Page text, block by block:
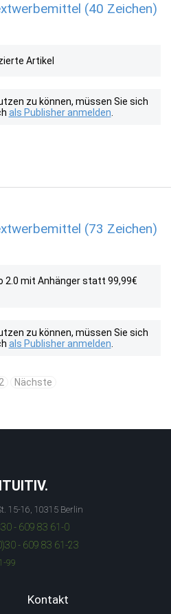
(40 Zeichen)
Artikel
zu können, müssen Sie sich
als Publisher anmelden
(73 Zeichen)
2.0 mit Anhänger statt 99,99€
zu können, müssen Sie sich
als Publisher anmelden
2 Nächste
15-16, 10315 Berlin
- 609 83 61-0
- 609 83 61-23
99
Kontakt